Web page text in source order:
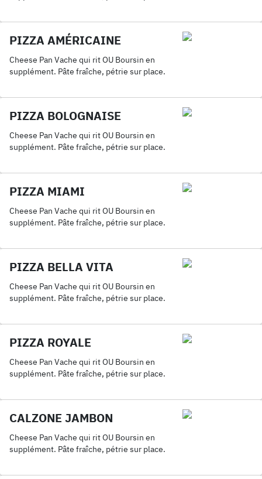
PIZZA AMÉRICAINE
Cheese Pan Vache qui rit OU Boursin en
supplément. Pâte fraîche, pétrie sur place.
PIZZA BOLOGNAISE
Cheese Pan Vache qui rit OU Boursin en
supplément. Pâte fraîche, pétrie sur place.
PIZZA MIAMI
Cheese Pan Vache qui rit OU Boursin en
supplément. Pâte fraîche, pétrie sur place.
PIZZA BELLA VITA
Cheese Pan Vache qui rit OU Boursin en
supplément. Pâte fraîche, pétrie sur place.
PIZZA ROYALE
Cheese Pan Vache qui rit OU Boursin en
supplément. Pâte fraîche, pétrie sur place.
CALZONE JAMBON
Cheese Pan Vache qui rit OU Boursin en
supplément. Pâte fraîche, pétrie sur place.